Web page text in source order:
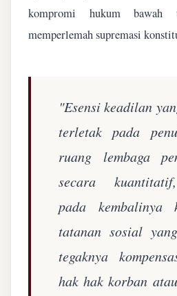
kompromi hukum bawah
memperlemah supremasi
"Esensi keadilan
terletak pada
ruang lembaga
secara
pada kembalinya
tatanan sosial
tegaknya
hak hak korban